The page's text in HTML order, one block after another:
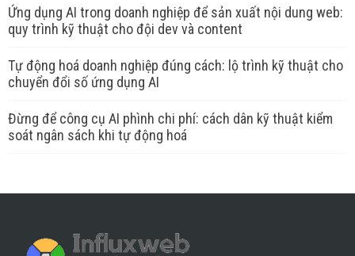
Ứng dụng AI trong doanh nghiệp để sản xuất nội dung web:
quy trình kỹ thuật cho đội dev và content
Tự động hoá doanh nghiệp đúng cách: lộ trình kỹ thuật cho
chuyển đổi số ứng dụng AI
Đừng để công cụ AI phình chi phí: cách dân kỹ thuật kiểm
soát ngân sách khi tự động hoá